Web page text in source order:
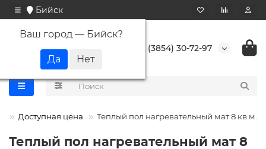
Бийск
Ваш город — Бийск?
+7 (3854) 30-72-97
Доступная цена Теплый пол нагревательный мат 8 кв.м.
Теплый пол нагревательный мат 8